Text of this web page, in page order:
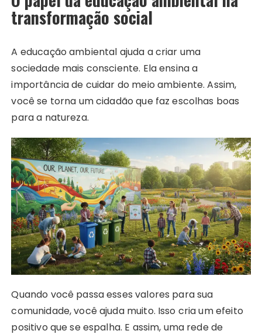
transformação social
A educação ambiental ajuda a criar uma
sociedade mais consciente. Ela ensina a
importância de cuidar do meio ambiente. Assim,
você se torna um cidadão que faz escolhas boas
para a natureza.
Quando você passa esses valores para sua
comunidade, você ajuda muito. Isso cria um efeito
positivo que se espalha. E assim, uma rede de